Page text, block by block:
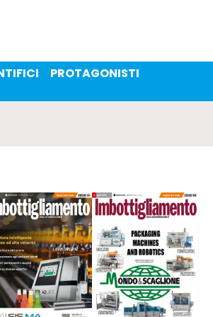
PROTAGONISTI